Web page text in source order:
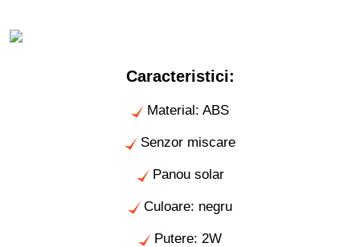
Caracteristici:
Material: ABS
Senzor miscare
Panou solar
Culoare: negru
Putere: 2W